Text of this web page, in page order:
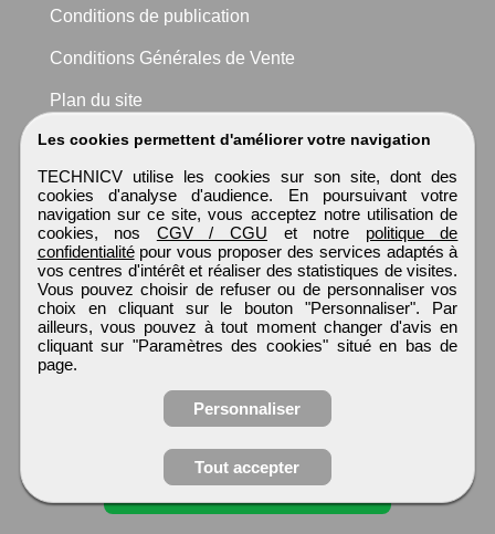
Obtenir ses
coordonnées
Les cookies permettent d'améliorer votre navigation
TECHNICV utilise les cookies sur son site, dont des
cookies d'analyse d'audience. En poursuivant votre
navigation sur ce site, vous acceptez notre utilisation de
cookies, nos CGV / CGU et notre politique de
confidentialitépour vous proposer des services adaptés à
vos centres d'intérêt et réaliser des statistiques de visites.
Vous pouvez choisir de refuser ou de personnaliser vos
choix en cliquant sur le bouton "Personnaliser". Par
ailleurs, vous pouvez à tout moment changer d'avis en
cliquant sur "Paramètres des cookies" situé en bas de
page.
Personnaliser
Tout accepter
Conditions de publication
Conditions Générales de Vente
Plan du site
TECHNICV
Tous droits réservés © 1999 - 2026